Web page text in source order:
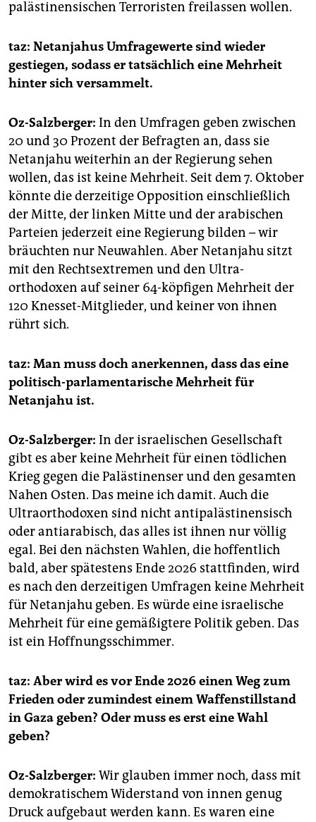
palästinensischen Terroristen freilassen wollen.
taz: Netanjahus Umfragewerte sind wieder
gestiegen, sodass er tatsächlich eine Mehrheit
hinter sich versammelt.
Oz-Salzberger: In den Umfragen geben zwischen
20 und 30 Prozent der Befragten an, dass sie
Netanjahu weiterhin an der Regierung sehen
wollen, das ist keine Mehrheit. Seit dem 7. Oktober
könnte die derzeitige Opposition einschließlich
der Mitte, der linken Mitte und der arabischen
Parteien jederzeit eine Regierung bilden – wir
bräuchten nur Neuwahlen. Aber Netanjahu sitzt
mit den Rechtsextremen und den Ultra­
orthodoxen auf seiner 64-köpfigen Mehrheit der
120 Knesset-Mitglieder, und keiner von ihnen
rührt sich.
taz: Man muss doch anerkennen, dass das eine
politisch-parlamentarische Mehrheit für
Netanjahu ist.
Oz-Salzberger: In der israelischen Gesellschaft
gibt es aber keine Mehrheit für einen tödlichen
Krieg gegen die Palästinenser und den gesamten
Nahen Osten. Das meine ich damit. Auch die
Ultraorthodoxen sind nicht antipalästinensisch
oder antiarabisch, das alles ist ihnen nur völlig
egal. Bei den nächsten Wahlen, die hoffentlich
bald, aber spätestens Ende 2026 stattfinden, wird
es nach den derzeitigen Umfragen keine Mehrheit
für Netanjahu geben. Es würde eine israelische
Mehrheit für eine gemäßigtere Politik geben. Das
ist ein Hoffnungsschimmer.
taz: Aber wird es vor Ende 2026 einen Weg zum
Frieden oder zumindest einem Waffenstillstand
in Gaza geben? Oder muss es erst eine Wahl
geben?
Oz-Salzberger: Wir glauben immer noch, dass mit
demokratischem Widerstand von innen genug
Druck aufgebaut werden kann. Es waren eine